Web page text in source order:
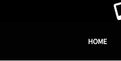
HOME